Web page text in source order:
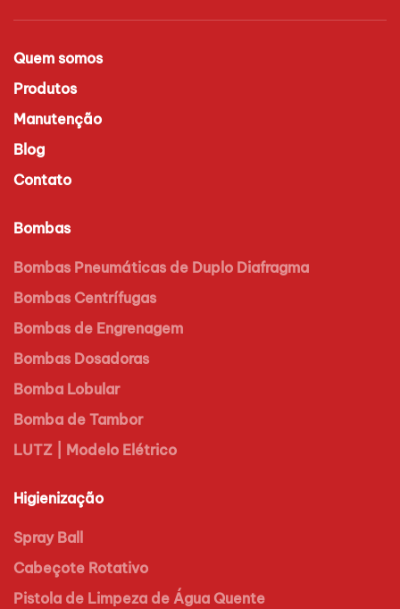
Quem somos
Produtos
Manutenção
Blog
Contato
Bombas
Bombas Pneumáticas de Duplo Diafragma
Bombas Centrífugas
Bombas de Engrenagem
Bombas Dosadoras
Bomba Lobular
Bomba de Tambor
LUTZ | Modelo Elétrico
Higienização
Spray Ball
Cabeçote Rotativo
Pistola de Limpeza de Água Quente